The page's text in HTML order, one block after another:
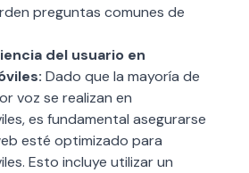
preguntas comunes de
del usuario en
Dado que la mayoría de
voz se realizan en
es fundamental asegurarse
esté optimizado para
Esto incluye utilizar un